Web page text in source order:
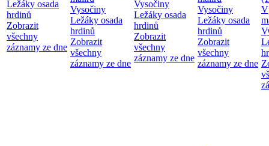
Ležáky osada
hrdinů
Zobrazit
všechny
záznamy ze dne
Vysočiny
Ležáky osada
hrdinů
Zobrazit
všechny
záznamy ze dne
Vysočiny
Ležáky osada
hrdinů
Zobrazit
všechny
záznamy ze dne
Vysočiny
Ležáky osada
hrdinů
Zobrazit
všechny
záznamy ze dne